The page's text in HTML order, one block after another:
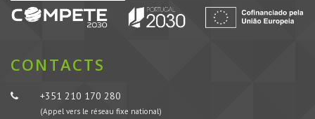
CONTACTS
+351 210 170 280
(Appel vers le réseau fixe national)